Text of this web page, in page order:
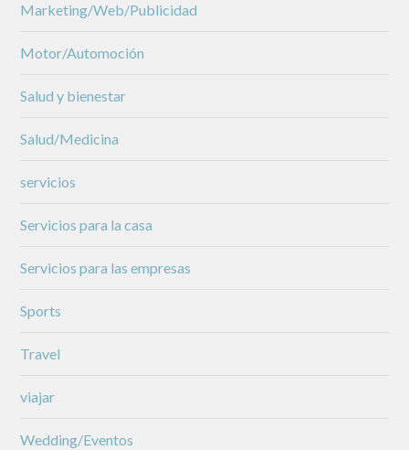
Marketing/Web/Publicidad
Motor/Automoción
Salud y bienestar
Salud/Medicina
servicios
Servicios para la casa
Servicios para las empresas
Sports
Travel
viajar
Wedding/Eventos